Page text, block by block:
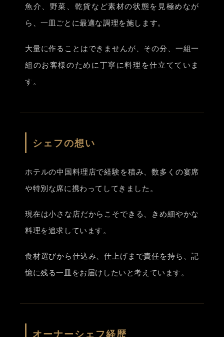
魚介、野菜、乾貨など素材の状態を見極めなが
ら、一皿ごとに最適な調理を施します。
大量に作ることはできませんが、その分、一組一
組のお客様のために丁寧に料理を仕立てていま
す。
シェフの想い
ホテルの中国料理店で経験を積み、数多くの宴席
や特別な席に携わってしてきました。
現在は小さな店だからこそできる、きめ細やかな
料理を追求しています。
食材選びから仕込み、仕上げまで責任を持ち、記
憶に残る一皿をお届けしたいと考えています。
オーナーシェフ経歴